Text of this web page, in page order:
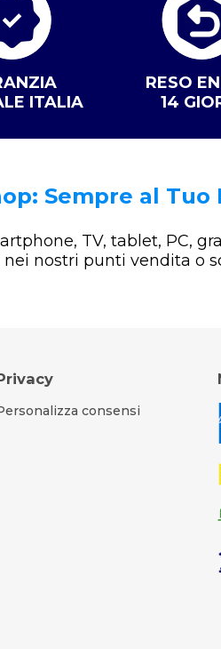
ITALIA
RESO
14
Sempre al Tuo
TV, tablet, PC,
nostri punti vendita o
consensi